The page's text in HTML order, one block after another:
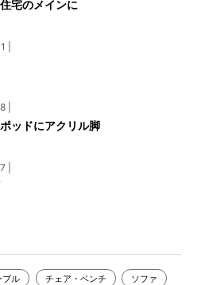
宅のメインに
|
|
ッドにアクリル脚
|
ブル チェア・ベンチ ソファ